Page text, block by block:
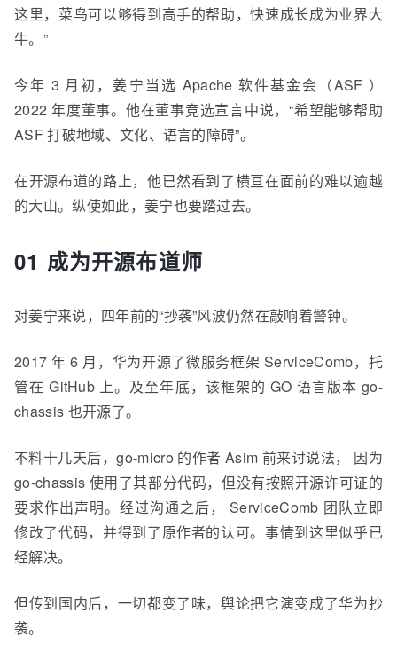
这里， 菜鸟可以够得到高手的帮助，快速成长成为业界大
牛。”
今年 3 月初，姜宁 当选 Apache 软件基金会（ASF ）
2022 年度董事。他在董事竞选宣言中说，“希望能够帮助
ASF 打破地域、文化、语言的障碍”。
在开源布道的路上，他已然看到了横亘在面前的难以逾越
的大山。纵使如此，姜宁也要踏过去。
01 成为开源布道师
对姜宁来说，四年前的“抄袭”风波仍然在敲响着警钟。
2017 年 6 月，华为开源了微服务框架 ServiceComb，托
管在 GitHub 上。及至年底，该框架的 GO 语言版本 go-
chassis 也开源了。
不料十几天后，go-micro 的作者 Asim 前来讨说法， 因为
go-chassis 使用了其部分代码，但没有按照开源许可证的
要求作出声明。经过沟通之后， ServiceComb 团队立即
修改了代码，并得到了原作者的认可。事情到这里似乎已
经解决。
但传到国内后，一切都变了味，舆论把它演变成了华为抄
袭。